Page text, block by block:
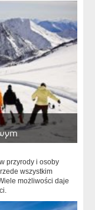
przyrody i osoby
wszystkim
możliwości daje